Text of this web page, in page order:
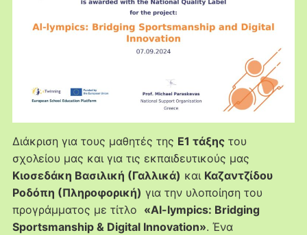
Διάκριση για τους μαθητές της Ε1 τάξηςτου
σχολείου μας και για τις εκπαιδευτικούς μας
Κιοσεδάκη Βασιλική (Γαλλικά) και Καζαντζίδου
Ροδόπη (Πληροφορική) για την υλοποίηση του
προγράμματος με τίτλο «AI-lympics: Bridging
Sportsmanship & Digital Innovation». Ένα